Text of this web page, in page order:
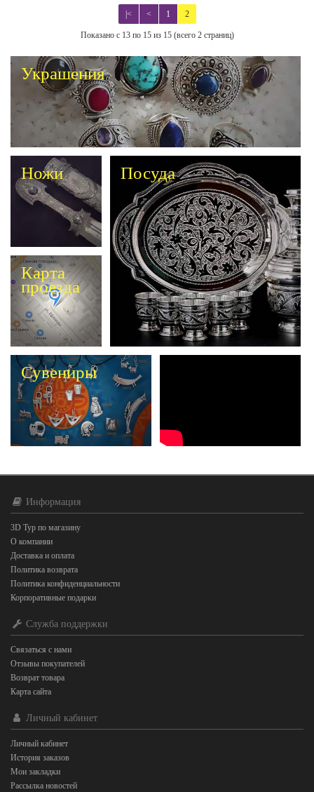
|< < 1 2
Показано с 13 по 15 из 15 (всего 2 страниц)
Украшения
Ножи Посуда
Сувениры
Карта
проезда
Информация
3D Тур по магазину
О компании
Доставка и оплата
Политика возврата
Политика конфиденциальности
Корпоративные подарки
Служба поддержки
Связаться с нами
Отзывы покупателей
Возврат товара
Карта сайта
Личный кабинет
Личный кабинет
История заказов
Мои закладки
Рассылка новостей